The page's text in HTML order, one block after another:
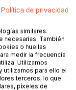
servirían de
novela fuera un
el racismo y
un pasado que
La sangre sería
del odio»; ese
mina la
de personas
Política de privacidad
similares.
necesarias. También
o huellas
medir la frecuencia
Utilizamos
utilizamos para ello el
terceros, lo que
píxeles de